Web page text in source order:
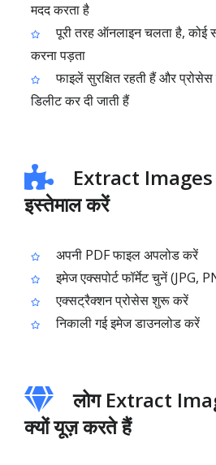
मदद करता है
पूरी तरह ऑनलाइन चलता है, कोई
करना पड़ता
फाइलें सुरक्षित रहती हैं और
डिलीट कर दी जाती हैं
Extract
इस्तेमाल करें
अपनी PDF फाइल अपलोड करें
इमेज एक्सपोर्ट फॉर्मेट चुनें (JPG,
एक्सट्रैक्शन प्रोसेस शुरू करें
निकाली गई इमेज डाउनलोड करें
लोग Extract
क्यों यूज़ करते हैं